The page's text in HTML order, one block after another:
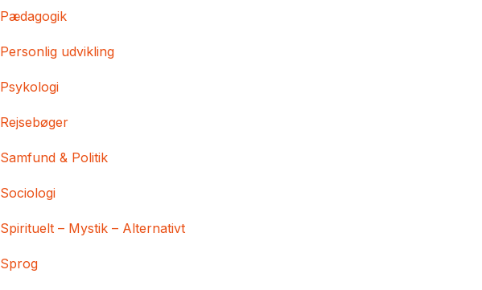
Pædagogik
Personlig udvikling
Psykologi
Rejsebøger
Samfund & Politik
Sociologi
Spirituelt – Mystik – Alternativt
Sprog